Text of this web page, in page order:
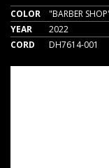
COLOR
"BARBER
YEAR
2022
CORD
DH7614-001